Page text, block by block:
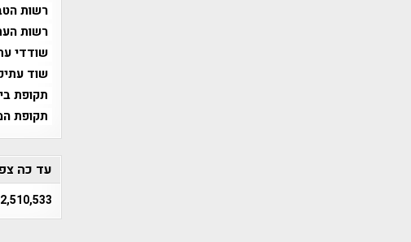
רשות
רשות
שודדי
שוד
תקופת
תקופת
עד כה
2,510,533 מבקרים